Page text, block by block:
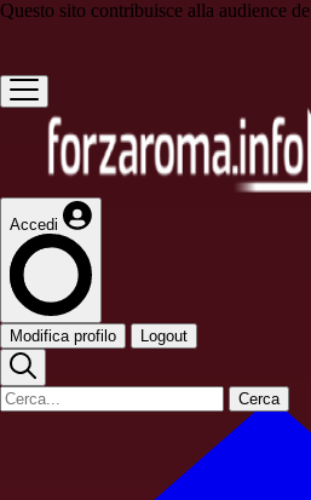
Questo sito contribuisce alla audience de
Accedi
Modifica profilo Logout
Cerca